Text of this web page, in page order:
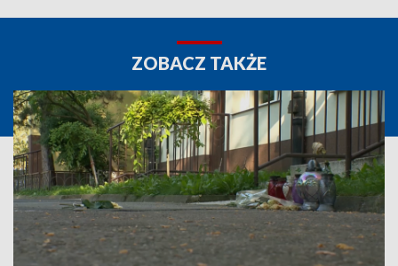
ZOBACZ TAKŻE